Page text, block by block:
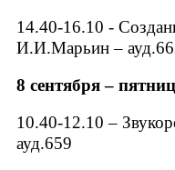
14.40-16.10 -
И.И.Марьин–
8 сентября–
10.40-12.10 –
ауд.659